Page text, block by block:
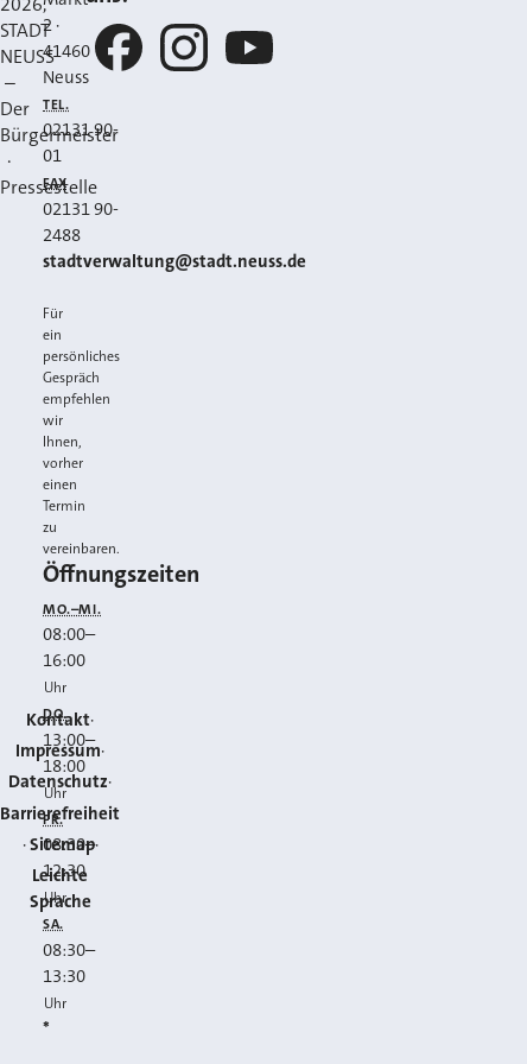
STADT
NEUSS
–
Der
Bürgermeister
·
Pressestelle
Kontakt
Impressum
Datenschutz
Barrierefreiheit
Sitemap
Leichte
Sprache
2 ·
41460
Neuss
TEL.
02131 90-
01
FAX
02131 90-
2488
E-MAIL
stadtverwaltung@stadt.neuss.de
Für
ein
persönliches
Gespräch
empfehlen
wir
Ihnen,
vorher
einen
Termin
zu
vereinbaren.
Öffnungszeiten
MO.–MI.
08:00–
16:00
Uhr
DO.
13:00–
18:00
Uhr
FR.
08:30–
12:30
Uhr
SA.
08:30–
13:30
Uhr
*